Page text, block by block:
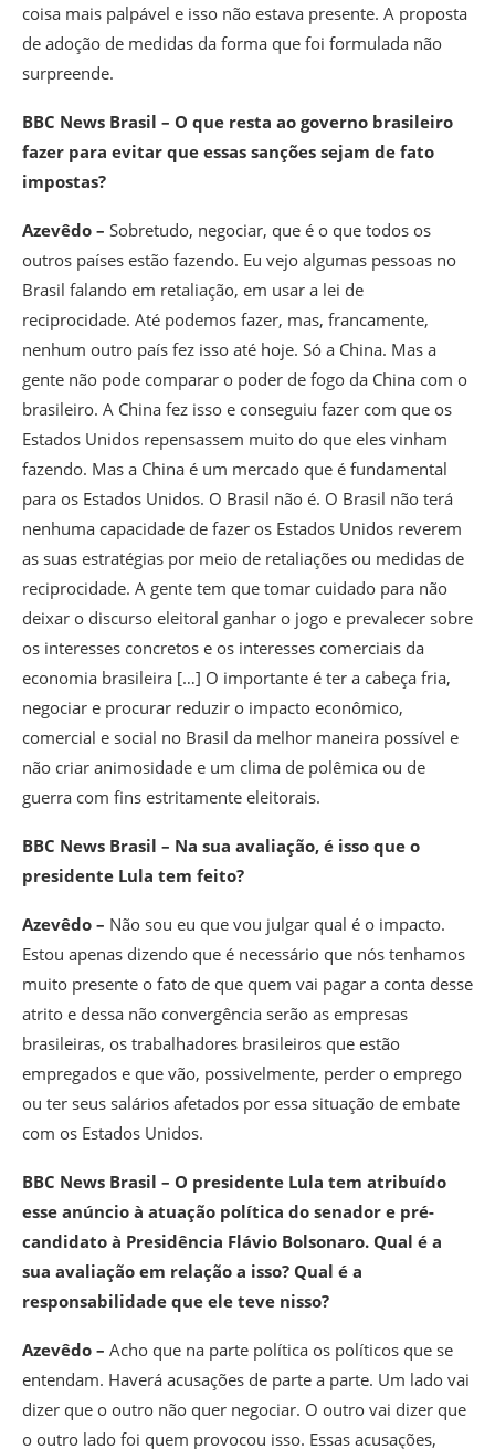
coisa mais palpável e isso não estava presente. A proposta
de adoção de medidas da forma que foi formulada não
surpreende.
BBC News Brasil – O que resta ao governo brasileiro
fazer para evitar que essas sanções sejam de fato
impostas?
Azevêdo – Sobretudo, negociar, que é o que todos os
outros países estão fazendo. Eu vejo algumas pessoas no
Brasil falando em retaliação, em usar a lei de
reciprocidade. Até podemos fazer, mas, francamente,
nenhum outro país fez isso até hoje. Só a China. Mas a
gente não pode comparar o poder de fogo da China com o
brasileiro. A China fez isso e conseguiu fazer com que os
Estados Unidos repensassem muito do que eles vinham
fazendo. Mas a China é um mercado que é fundamental
para os Estados Unidos. O Brasil não é. O Brasil não terá
nenhuma capacidade de fazer os Estados Unidos reverem
as suas estratégias por meio de retaliações ou medidas de
reciprocidade. A gente tem que tomar cuidado para não
deixar o discurso eleitoral ganhar o jogo e prevalecer sobre
os interesses concretos e os interesses comerciais da
economia brasileira […] O importante é ter a cabeça fria,
negociar e procurar reduzir o impacto econômico,
comercial e social no Brasil da melhor maneira possível e
não criar animosidade e um clima de polêmica ou de
guerra com fins estritamente eleitorais.
BBC News Brasil – Na sua avaliação, é isso que o
presidente Lula tem feito?
Azevêdo – Não sou eu que vou julgar qual é o impacto.
Estou apenas dizendo que é necessário que nós tenhamos
muito presente o fato de que quem vai pagar a conta desse
atrito e dessa não convergência serão as empresas
brasileiras, os trabalhadores brasileiros que estão
empregados e que vão, possivelmente, perder o emprego
ou ter seus salários afetados por essa situação de embate
com os Estados Unidos.
BBC News Brasil – O presidente Lula tem atribuído
esse anúncio à atuação política do senador e pré-
candidato à Presidência Flávio Bolsonaro. Qual é a
sua avaliação em relação a isso? Qual é a
responsabilidade que ele teve nisso?
Azevêdo – Acho que na parte política os políticos que se
entendam. Haverá acusações de parte a parte. Um lado vai
dizer que o outro não quer negociar. O outro vai dizer que
o outro lado foi quem provocou isso. Essas acusações,